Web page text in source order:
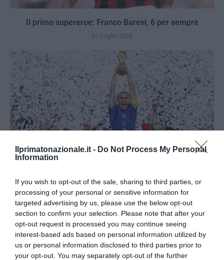
Ilprimatonazionale.it - Do Not Process My Personal
Information
If you wish to opt-out of the sale, sharing to third parties, or
processing of your personal or sensitive information for
targeted advertising by us, please use the below opt-out
section to confirm your selection. Please note that after your
opt-out request is processed you may continue seeing
interest-based ads based on personal information utilized by
us or personal information disclosed to third parties prior to
your opt-out. You may separately opt-out of the further
Il primo supereroe: Franco Baresi, 6 per sempre
31 Luglio 2026
Berlino 2006, una notte da campioni del mondo
18 Luglio 2026